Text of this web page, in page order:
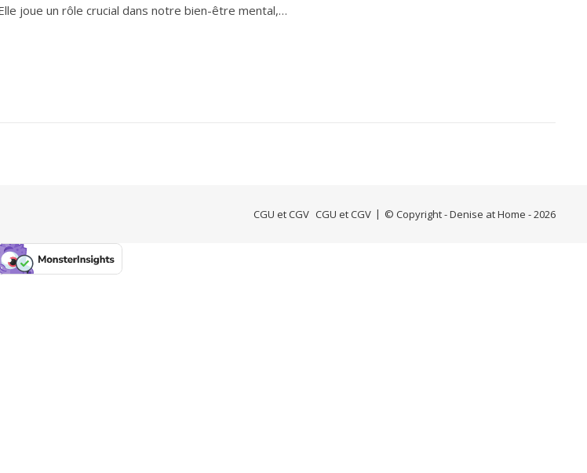
joue un rôle crucial dans notre bien-être mental,…
© Copyright - Denise at Home - 2026
CGU et CGV CGU et CGV